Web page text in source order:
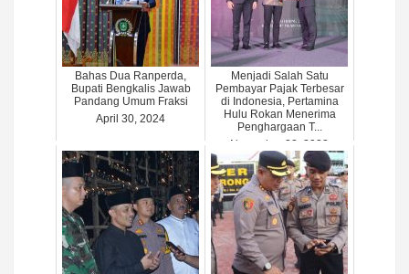
Bahas Dua Ranperda,
Bupati Bengkalis Jawab
Pandang Umum Fraksi
April 30, 2024
Menjadi Salah Satu
Pembayar Pajak Terbesar
di Indonesia, Pertamina
Hulu Rokan Menerima
Penghargaan T...
November 22, 2023